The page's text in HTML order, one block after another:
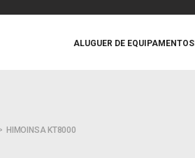
ALUGUER DE EQUIPAMENTOS
HIMOINSA KT8000